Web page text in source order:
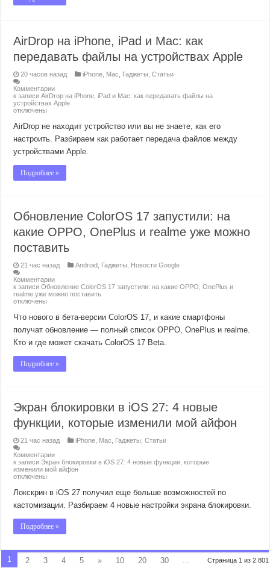
AirDrop на iPhone, iPad и Mac: как
передавать файлы на устройствах Apple
20 часов назад iPhone Mac Гаджеты ,Статьи
Комментарии
к записи AirDrop на iPhone, iPad и Mac: как передавать файлы на
устройствах Apple
отключены
AirDrop не находит устройство или вы не знаете, как его
настроить. Разбираем как работает передача файлов между
устройствами Apple.
Подробнее »
Обновление ColorOS 17 запустили: на
какие OPPO, OnePlus и realme уже можно
поставить
21 час назад Android Гаджеты
Новости Google
Комментарии
к записи Обновление ColorOS 17 запустили: на какие OPPO, OnePlus и
realme уже можно поставить
отключены
Что нового в бета-версии ColorOS 17, и какие смартфоны
получат обновление — полный список OPPO, OnePlus и realme.
Кто и где может скачать ColorOS 17 Beta.
Подробнее »
Экран блокировки в iOS 27: 4 новые
функции, которые изменили мой айфон
21 час назад iPhone Mac Гаджеты ,Статьи
Комментарии
к записи Экран блокировки в iOS 27: 4 новые функции, которые
изменили мой айфон
отключены
Локскрин в iOS 27 получил еще больше возможностей по
кастомизации. Разбираем 4 новые настройки экрана блокировки.
Подробнее »
Страница 1 из 2 801
1 2 3 4 5 » 10 20 30
...